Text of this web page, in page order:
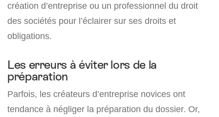
création d’entreprise ou un professionnel du droit
des sociétés pour l’éclairer sur ses droits et
obligations.
Les erreurs à éviter lors de la
préparation
Parfois, les créateurs d’entreprise novices ont
tendance à négliger la préparation du dossier. Or,